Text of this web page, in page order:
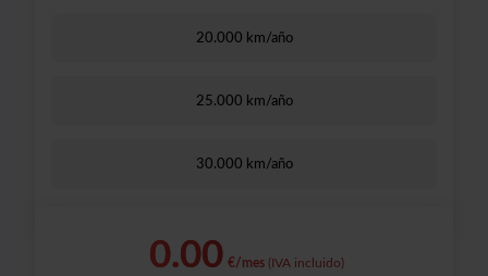
20.000 km/año
25.000 km/año
30.000 km/año
0.00 €/mes (IVA incluido)